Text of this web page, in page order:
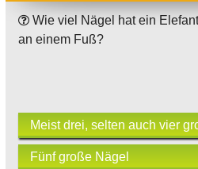
Wie viel Nägel hat ein Elefant
an einem Fuß?
Meist drei, selten auch vier
Fünf große Nägel